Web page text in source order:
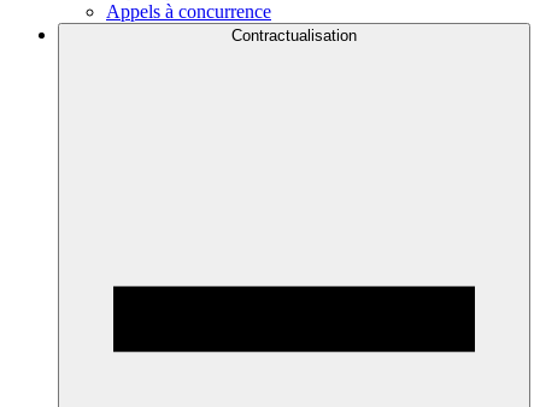
Appels à concurrence
Contractualisation